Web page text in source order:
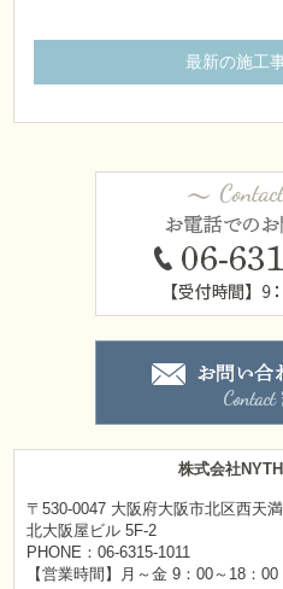
最新の施工
株式会社NYTH
〒530-0047 大阪府大阪市北区西天
北大阪屋ビル 5F-2
PHONE：06-6315-1011
【営業時間】月～金 9：00～18：00